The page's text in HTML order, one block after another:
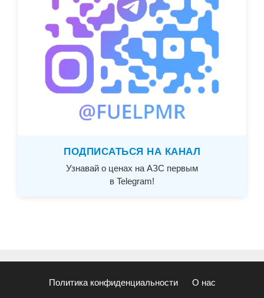
ПОДПИСАТЬСЯ НА КАНАЛ
Узнавай о ценах на АЗС первым
в Telegram!
Политика конфиденциальности О нас